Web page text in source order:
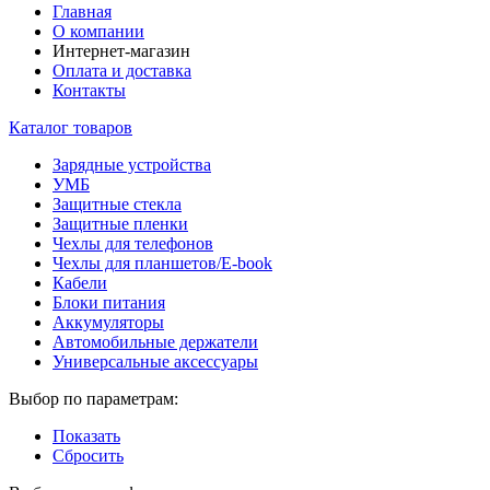
Главная
О компании
Интернет-магазин
Оплата и доставка
Контакты
Каталог товаров
Зарядные устройства
УМБ
Защитные стекла
Защитные пленки
Чехлы для телефонов
Чехлы для планшетов/E-book
Кабели
Блоки питания
Аккумуляторы
Автомобильные держатели
Универсальные аксессуары
Выбор по параметрам:
Показать
Сбросить